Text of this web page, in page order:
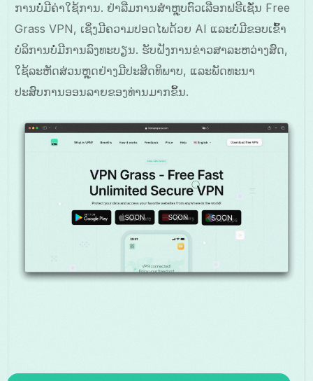
ການບໍ່ມີຄ່າໃຊ້ການ. ຢ່າລືມການສຳຫຼຸບຕົວເລືອກຟຣີເຊັ່ນ Free
Grass VPN, ເຊິ່ງມີຄວາມປອດໄພດ້ວຍ AI ແລະບໍ່ມີຂອບເຂົ້າ
ບໍລິການບໍ່ມີການລົງທະບຽນ. ຮັບຝັງການຂ່າວສາລະຫວ່າງສົດ,
ໃຊ້ລະຫັດສ່ວນຫຼຸດຢ່າງມີປະສິດທິພາບ, ແລະພັດທະນາ
ປະສົບການອອນລາຍຂອງທ່ານມາກຂຶ້ນ.